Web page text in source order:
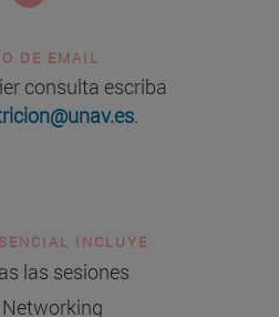
DE EMAIL
consulta escriba
.
INCLUYE
las sesiones